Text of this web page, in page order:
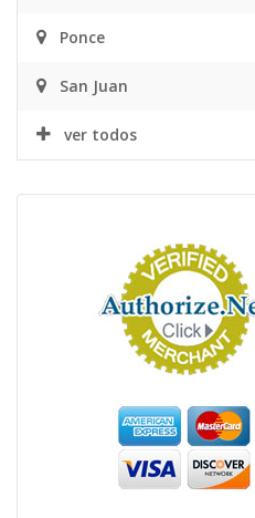
Ponce
San Juan
ver todos